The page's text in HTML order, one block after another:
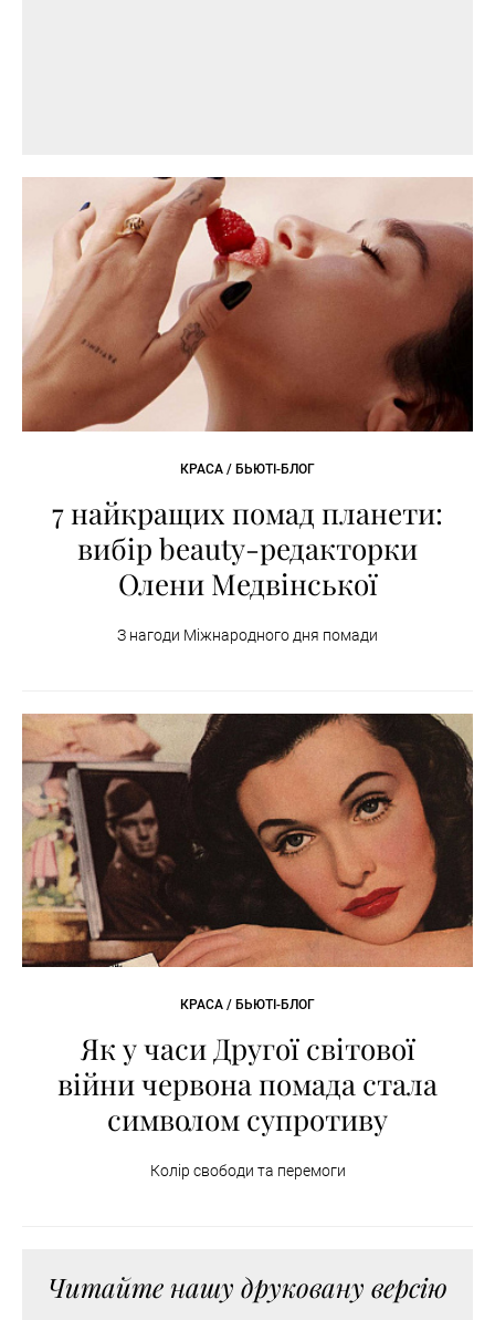
КРАСА / БЬЮТІ-БЛОГ
7 найкращих помад планети:
вибір beauty-редакторки
Олени Медвінської
З нагоди Міжнародного дня помади
КРАСА / БЬЮТІ-БЛОГ
Як у часи Другої світової
війни червона помада стала
символом супротиву
Колір свободи та перемоги
Читайте нашу друковану версію